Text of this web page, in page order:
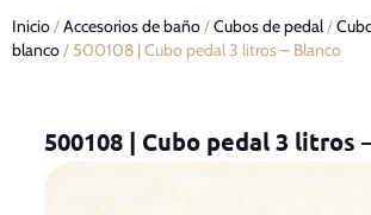
Inicio/Accesorios de baño/Cubos de pedal/
blanco/ 500108 | Cubo pedal 3 litros – Blanco
500108 | Cubo pedal 3 litros